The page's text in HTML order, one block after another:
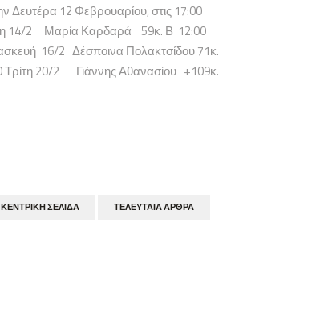
12 Φεβρουαρίου, στις 17:00
14/2 Μαρία Καρδαρά 59κ. Β 12:00
16/2 Δέσποινα Πολακτσίδου 71κ.
20/2 Γιάννης Αθανασίου +109κ.
ΚΕΝΤΡΙΚΉ ΣΕΛΊΔΑ ΤΕΛΕΥΤΑΊΑ ΆΡΘΡΑ